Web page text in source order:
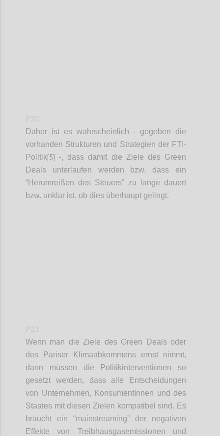
Daher ist es wahrscheinlich - gegeben die
vorhanden Strukturen und Strategien der FTI-
Politik[5] -, dass damit die Ziele des Green
Deals unterlaufen werden bzw. dass ein
“Herumreißen des Steuers” zu lange dauert
bzw. unklar ist, ob dies überhaupt gelingt.
Wenn man die Ziele des Green Deals oder
des Pariser Klimaabkommens ernst nimmt,
dann müssen die Politikinterventionen so
gesetzt werden, dass alle Entscheidungen
von Unternehmen, KonsumentInnen und des
Staates mit diesen Zielen kompatibel sind. Es
braucht ein “mainstreaming” der negativen
Effekte von Treibhausgasemissionen und